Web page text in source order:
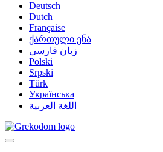
Deutsch
Dutch
Française
ქართული ენა
زبان فارسی
Polski
Srpski
Türk
Українська
اللغة العربية